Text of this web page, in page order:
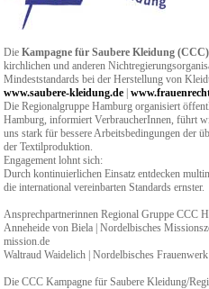
Die Kampagne für Saubere Kleidung (CCC)
kirchlichen und anderen
Mindeststandards bei der Herstellung von
www.saubere-kleidung.de
Die Regionalgruppe Hamburg organisiert
Hamburg, informiert VerbraucherInnen, führt
uns stark für bessere Arbeitsbedingungen der
der Textilproduktion.
Engagement lohnt sich:
Durch kontinuierlichen Einsatz entdecken
die international vereinbarten Standards ernster.
Ansprechpartnerinnen Regional Gruppe CCC
Anneheide von Biela | Nordelbisches
mission.de
Waltraud Waidelich | Nordelbisches
Die CCC Kampagne für Saubere Kleidung/